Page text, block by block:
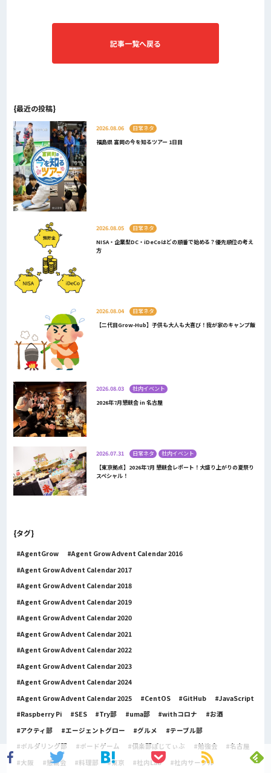
記事一覧へ戻る
{最近の投稿}
2026.08.06
日常ネタ
福島県 富岡の今を知るツアー 1日目
2026.08.05
日常ネタ
NISA・企業型DC・iDeCoはどの順番で始める？優先順位の考え
方
2026.08.04
日常ネタ
【二代目Grow-Hub】子供も大人も大喜び！我が家のキャンプ飯
2026.08.03
社内イベント
2026年7月懇親会 in 名古屋
2026.07.31 日常ネタ
社内イベント
【東京拠点】2026年7月 懇親会レポート！大盛り上がりの夏祭り
スペシャル！
{タグ}
AgentGrow
Agent Grow Advent Calendar 2016
Agent Grow Advent Calendar 2017
Agent Grow Advent Calendar 2018
Agent Grow Advent Calendar 2019
Agent Grow Advent Calendar 2020
Agent Grow Advent Calendar 2021
Agent Grow Advent Calendar 2022
Agent Grow Advent Calendar 2023
Agent Grow Advent Calendar 2024
Agent Grow Advent Calendar 2025
CentOS GitHub
JavaScript
Raspberry Pi
SES Try部 uma部 withコロナ
お酒
アクティ部
エージェントグロー グルメ
テーブル部
ボルダリング部
ボードゲーム 倶楽部ぽじてぃぶ 勉強会
名古屋
大阪
懇親会 料理部 東京 社内Lab 社内サークル